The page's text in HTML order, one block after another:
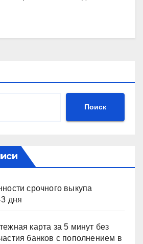
Поиск
срочного выкупа
дня
карта за 5 минут без
банков с пополнением в